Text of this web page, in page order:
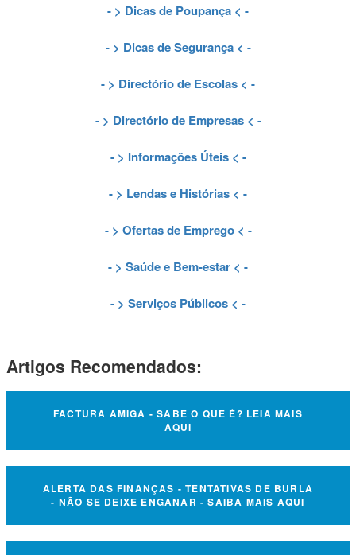
- > Dicas de Poupança < -
- > Dicas de Segurança< -
- > Directório de Escolas < -
- > Directório de Empresas< -
- > Informações Úteis< -
- > Lendas e Histórias < -
- > Ofertas de Emprego< -
- > Saúde e Bem-estar < -
- > Serviços Públicos < -
Artigos Recomendados:
FACTURA AMIGA - SABE O QUE É? LEIA MAIS
AQUI
ALERTA DAS FINANÇAS - TENTATIVAS DE BURLA
- NÃO SE DEIXE ENGANAR - SAIBA MAIS AQUI